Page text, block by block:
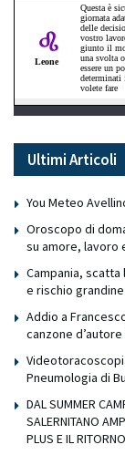
Ultimi Articoli
You Meteo
Oroscopo di
su amore, lavoro
Campania,
e rischio
Addio a
canzone d’autore
Pneumologia di
DAL SUMMER
SALERNITANO
PLUS E IL